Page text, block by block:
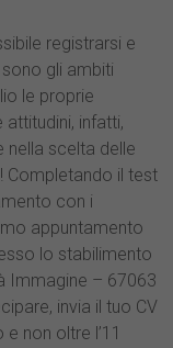
19/home/re
19/home/re
registrarsi e
gli ambiti
le proprie
infatti,
nella scelta delle
Completando il test
con i
appuntamento
lo stabilimento
Immagine – 67063
invia il tuo CV
e non oltre l’11